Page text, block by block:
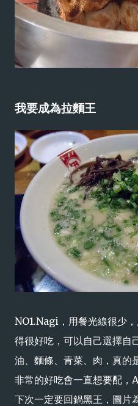
我要成為拉麵王
NO1.Nagi，用餐光線很少
得很好吃，可以自己選擇自
油、麵條、青菜、肉，真的
非常的好吃會一直想要配，
下次一定要回鍋黑王，圖片